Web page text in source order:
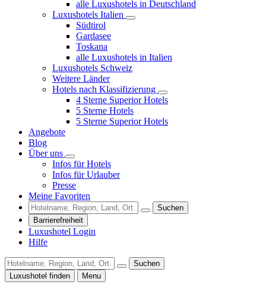
alle Luxushotels in Deutschland
Luxushotels Italien
Südtirol
Gardasee
Toskana
alle Luxushotels in Italien
Luxushotels Schweiz
Weitere Länder
Hotels nach Klassifizierung
4 Sterne Superior Hotels
5 Sterne Hotels
5 Sterne Superior Hotels
Angebote
Blog
Über uns
Infos für Hotels
Infos für Urlauber
Presse
Meine Favoriten
Suchen
Barrierefreiheit
Luxushotel Login
Hilfe
Suchen
Luxushotel finden
Menu